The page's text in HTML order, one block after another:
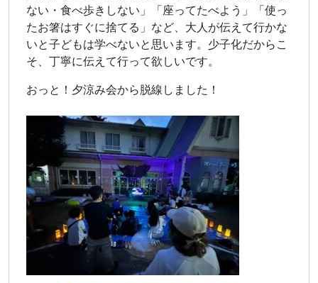
ない・食べ歩きしない」「座ってたべよう」「使っ
たお箸はすぐに捨てる」など、大人が伝えて行かな
いと子どもは学べないと思います。少子化だからこ
そ、丁寧に伝えて行って欲しいです。
おっと！夕涼み会から脱線しました！